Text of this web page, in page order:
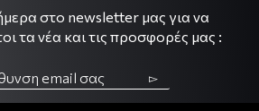
στο newsletter μας για να
τα νέα και τις προσφορές μας :
▻